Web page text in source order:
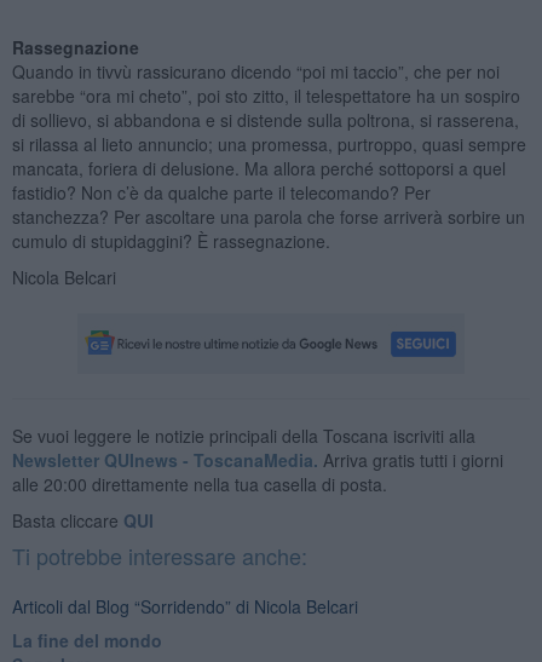
Rassegnazione
Quando in tivvù rassicurano dicendo “poi mi taccio”, che per noi
sarebbe “ora mi cheto”, poi sto zitto, il telespettatore ha un sospiro
di sollievo, si abbandona e si distende sulla poltrona, si rasserena,
si rilassa al lieto annuncio; una promessa, purtroppo, quasi sempre
mancata, foriera di delusione. Ma allora perché sottoporsi a quel
fastidio? Non c’è da qualche parte il telecomando? Per
stanchezza? Per ascoltare una parola che forse arriverà sorbire un
cumulo di stupidaggini? È rassegnazione.
Nicola Belcari
Se vuoi leggere le notizie principali della Toscana iscriviti alla
Newsletter QUInews - ToscanaMedia. Arriva gratis tutti i giorni
alle 20:00 direttamente nella tua casella di posta.
Basta cliccare QUI
Ti potrebbe interessare anche:
Articoli dal Blog “Sorridendo” di Nicola Belcari
La fine del mondo